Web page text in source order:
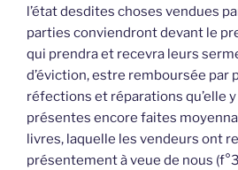
l’état desdites choses vendues
parties conviendront devant le
qui prendra et recevra leurs
d’éviction, estre remboursée par
réfections et réparations qu’elle
présentes encore faites
livres, laquelle les vendeurs ont
présentement à veue de nous